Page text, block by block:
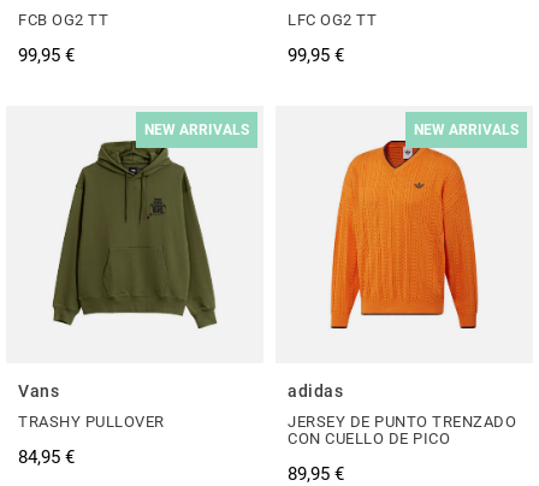
FCB OG2 TT
99,95 €
LFC OG2 TT
99,95 €
NEW ARRIVALS
Vans
TRASHY PULLOVER
84,95 €
NEW ARRIVALS
adidas
JERSEY DE PUNTO TRENZADO
CON CUELLO DE PICO
89,95 €